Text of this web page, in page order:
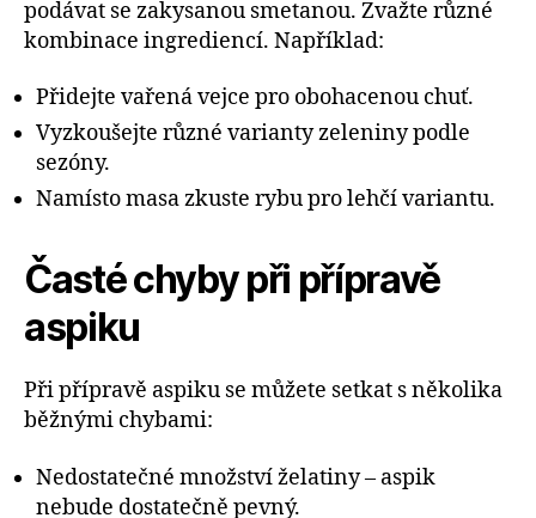
podávat se zakysanou smetanou. Zvažte různé
kombinace ingrediencí. Například:
Přidejte vařená vejce pro obohacenou chuť.
Vyzkoušejte různé varianty zeleniny podle
sezóny.
Namísto masa zkuste rybu pro lehčí variantu.
Časté chyby při přípravě
aspiku
Při přípravě aspiku se můžete setkat s několika
běžnými chybami:
Nedostatečné množství želatiny – aspik
nebude dostatečně pevný.